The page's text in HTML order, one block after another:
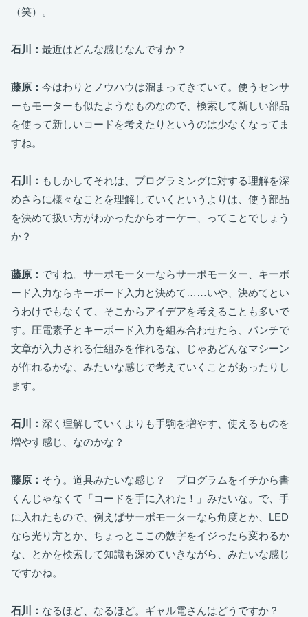
（笑）。
石川： 最近はどんな感じなんですか？
藤原： 今はわりとノウハウは溜まってきていて。使うセンサ
ーもモーターも似たようなものなので、検索して新しい部品
を使って新しいコードを考えたりというのは少なくなってま
すね。
石川： もしかしてそれは、プログラミングに対する理解を深
めさらに様々なことを理解していくというよりは、使う部品
を決めて扱い方がわかったからオーケー、ってことでしょう
か？
藤原： ですね。サーボモーターならサーボモーター、キーボ
ード入力ならキーボード入力と決めて……いや、決めてとい
うわけでもなくて、そこからアイデアを考えることも多いで
す。圧電素子とキーボード入力を組み合わせたら、パンチで
文章が入力される仕組みを作れるな、じゃあどんなマシーン
が作れるかな、みたいな感じで考えていくことがあったりし
ます。
石川： 深く理解していくよりも手駒を増やす、使えるものを
増やす感じ、なのかな？
藤原： そう。道具みたいな感じ？ プログラムをイチから書
くんじゃなくて「コードを手に入れた！」みたいな。で、手
に入れたもので、例えばサーボモーターなら角度とか、LED
なら光り方とか、ちょっとここの数字をイジったら変わるか
な、とかを検索して知識も深めていきながら、みたいな感じ
ですかね。
石川： なるほど、なるほど。ギャル電さんはどうですか？